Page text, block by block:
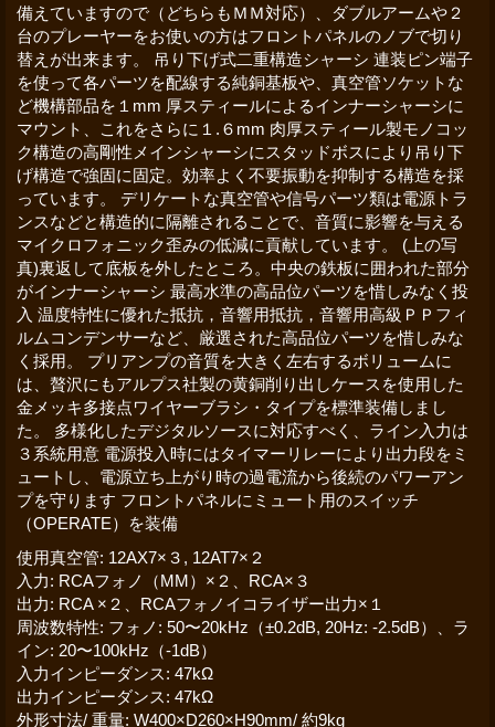
備えていますので（どちらもＭＭ対応）、ダブルアームや２
台のプレーヤーをお使いの方はフロントパネルのノブで切り
替えが出来ます。 吊り下げ式二重構造シャーシ 連装ピン端子
を使って各パーツを配線する純銅基板や、真空管ソケットな
ど機構部品を１mm 厚スティールによるインナーシャーシに
マウント、これをさらに１.６mm 肉厚スティール製モノコッ
ク構造の高剛性メインシャーシにスタッドボスにより吊り下
げ構造で強固に固定。効率よく不要振動を抑制する構造を採
っています。 デリケートな真空管や信号パーツ類は電源トラ
ンスなどと構造的に隔離されることで、音質に影響を与える
マイクロフォニック歪みの低減に貢献しています。 (上の写
真)裏返して底板を外したところ。中央の鉄板に囲われた部分
がインナーシャーシ 最高水準の高品位パーツを惜しみなく投
入 温度特性に優れた抵抗，音響用抵抗，音響用高級ＰＰフィ
ルムコンデンサーなど、厳選された高品位パーツを惜しみな
く採用。 プリアンプの音質を大きく左右するボリュームに
は、贅沢にもアルプス社製の黄銅削り出しケースを使用した
金メッキ多接点ワイヤーブラシ・タイプを標準装備しまし
た。 多様化したデジタルソースに対応すべく、ライン入力は
３系統用意 電源投入時にはタイマーリレーにより出力段をミ
ュートし、電源立ち上がり時の過電流から後続のパワーアン
プを守ります フロントパネルにミュート用のスイッチ
（OPERATE）を装備
使用真空管: 12AX7×３, 12AT7×２
入力: RCAフォノ（MM）×２、RCA×３
出力: RCA ×２、RCAフォノイコライザー出力×１
周波数特性: フォノ: 50〜20kHz（±0.2dB, 20Hz: -2.5dB）、ラ
イン: 20〜100kHz（-1dB）
入力インピーダンス: 47kΩ
出力インピーダンス: 47kΩ
外形寸法/ 重量: W400×D260×H90mm/ 約9kg